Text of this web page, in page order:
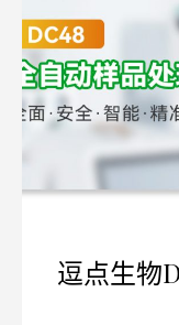
逗点生物